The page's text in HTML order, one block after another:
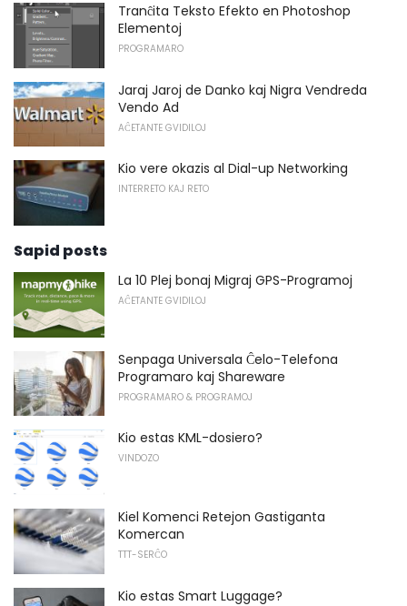
Tranĉita Teksto Efekto en Photoshop
Elementoj
PROGRAMARO
Jaraj Jaroj de Danko kaj Nigra Vendreda
Vendo Ad
AĈETANTE GVIDILOJ
Kio vere okazis al Dial-up Networking
INTERRETO KAJ RETO
Sapid posts
La 10 Plej bonaj Migraj GPS-Programoj
AĈETANTE GVIDILOJ
Senpaga Universala Ĉelo-Telefona
Programaro kaj Shareware
PROGRAMARO & PROGRAMOJ
Kio estas KML-dosiero?
VINDOZO
Kiel Komenci Retejon Gastiganta
Komercan
TTT-SERĈO
Kio estas Smart Luggage?